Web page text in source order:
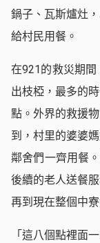
鍋子、瓦斯爐灶
給村民用餐。
在921的救災期
出枝椏，最多的
點。外界的救援
到，村里的婆婆
鄰舍們一齊用餐
後續的老人送餐
再到現在整個中
「這八個點裡面